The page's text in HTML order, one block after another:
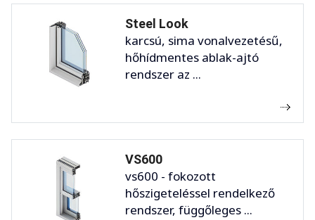
Steel Look
karcsú, sima vonalvezetésű,
hőhídmentes ablak-ajtó
rendszer az ...
VS600
vs600 - fokozott
hőszigeteléssel rendelkező
rendszer, függőleges ...